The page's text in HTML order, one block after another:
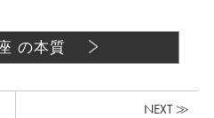
の本質
NEXT ≫